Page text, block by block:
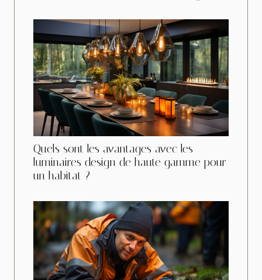
Quels sont les avantages avec les
luminaires design de haute gamme pour
un habitat ?